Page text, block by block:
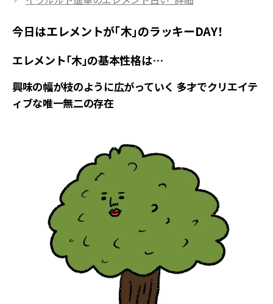
今日はエレメントが「木」のラッキーDAY！
エレメント「木」の基本性格は…
興味の幅が枝のように広がっていく 多才でクリエイテ
ィブな唯一無二の存在